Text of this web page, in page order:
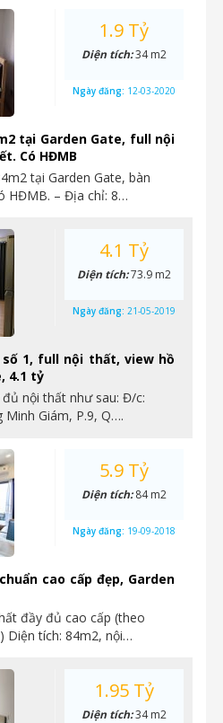
tại Garden Gate, full nội
Có HĐMB
tại Garden Gate, bàn
HĐMB. – Địa chỉ: 8…
1.9 Tỷ
Diện tích:34 m2
Ngày đăng: 12-03-2020
số 1, full nội thất, view hồ
4.1 tỷ
nội thất như sau: Đ/c:
Minh Giám, P.9, Q….
4.1 Tỷ
Diện tích:73.9 m2
Ngày đăng: 21-05-2019
cao cấp đẹp, Garden
đầy đủ cao cấp (theo
Diện tích: 84m2, nội…
5.9 Tỷ
Diện tích:84 m2
Ngày đăng: 19-09-2018
1.95 Tỷ
Diện tích:34 m2